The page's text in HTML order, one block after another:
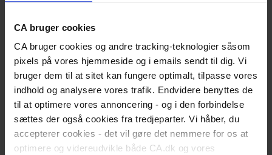
CA bruger cookies
CA bruger cookies og andre tracking-teknologier såsom
pixels på vores hjemmeside og i emails sendt til dig. Vi
bruger dem til at sitet kan fungere optimalt, tilpasse vores
indhold og analysere vores trafik. Endvidere benyttes de
til at optimere vores annoncering - og i den forbindelse
sættes der også cookies fra tredjeparter. Vi håber, du
accepterer cookies - det vil gøre det nemmere for os at
optimere og videreudvikle både CA.dk og vores
Formularer
Når du får job
Løntilskud og praktik
Medlemstilbud
CA Lønsikring
CA Advokathjælp
Karriererådgivning
Kurser og uddannelse
Webinarer og events
Medlemsfordele
Privatøkonomi
Anbefal nyt medlem